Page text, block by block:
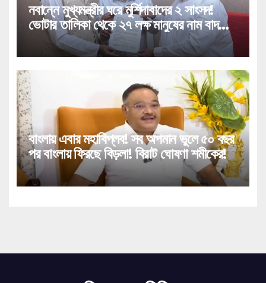
নবান্নে মুখ্যমন্ত্রীর ঘরে মুর্শিদাবাদের ২ সাংসদ!
ভোটার তালিকা থেকে ২৭ লক্ষ মানুষের নাম বাদ
পড়া নিয়ে বিরাট পদক্ষেপ!
বাংলায় এবার মহাবিপ্লব! সব অপমান ভুলে ৫০ বছর
পর বাংলায় ফিরছে বিড়লা! বিরাট ঘোষণা শমীকের!